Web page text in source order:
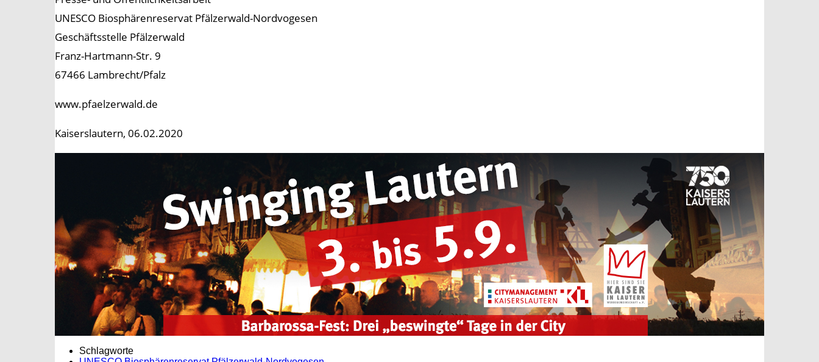
UNESCO Biosphärenreservat Pfälzerwald-Nordvogesen
Geschäftsstelle Pfälzerwald
Franz-Hartmann-Str. 9
67466 Lambrecht/Pfalz
www.pfaelzerwald.de
Kaiserslautern, 06.02.2020
Schlagworte